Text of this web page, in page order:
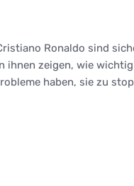
Ronaldo sind
zeigen, wie
haben, sie zu